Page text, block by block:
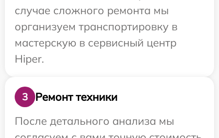
случае сложного ремонта мы
организуем транспортировку в
мастерскую в сервисный центр
Hiper.
3
Ремонт техники
После детального анализа мы